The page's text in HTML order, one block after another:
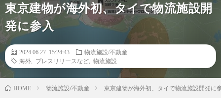
東京建物が海外初、タイで物流施設開
発に参入
2024.06.27 15:24:43
物流施設/不動産
海外
プレスリリースなど 物流施設
HOME 物流施設/不動産 東京建物が海外初、タイで物流施設開発に